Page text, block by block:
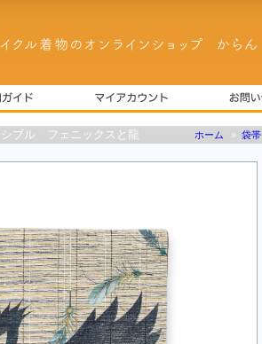
シブル フェニックスと龍 ホーム » 袋帯